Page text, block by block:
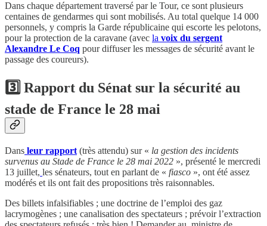
Dans chaque département traversé par le Tour, ce sont plusieurs
centaines de gendarmes qui sont mobilisés. Au total quelque 14 000
personnels, y compris la Garde républicaine qui escorte les pelotons,
pour la protection de la caravane (avec la voix du sergent
Alexandre Le Coq pour diffuser les messages de sécurité avant le
passage des coureurs).
3️⃣ Rapport du Sénat sur la sécurité au
stade de France le 28 mai
Dans leur rapport (très attendu) sur « la gestion des incidents
survenus au Stade de France le 28 mai 2022 », présenté le mercredi
13 juillet, les sénateurs, tout en parlant de « fiasco », ont été assez
modérés et ils ont fait des propositions très raisonnables.
Des billets infalsifiables ; une doctrine de l’emploi des gaz
lacrymogènes ; une canalisation des spectateurs ; prévoir l’extraction